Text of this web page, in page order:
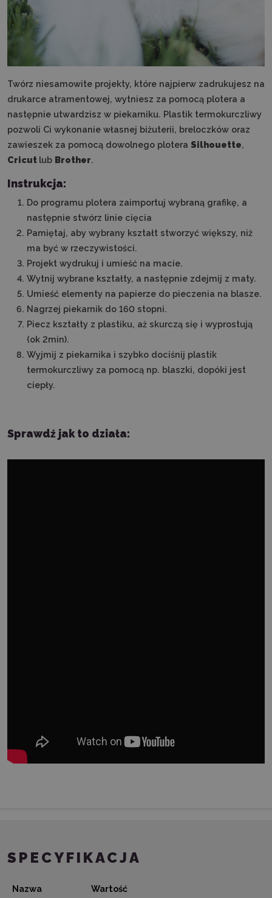
Twórz niesamowite projekty, które najpierw zadrukujesz na
drukarce atramentowej, wytniesz za pomocą plotera a
następnie utwardzisz w piekarniku. Plastik termokurczliwy
pozwoli Ci wykonanie własnej biżuterii, breloczków oraz
zawieszek za pomocą dowolnego plotera Silhouette,
Cricut lub Brother.
Instrukcja:
Do programu plotera zaimportuj wybraną grafikę, a
następnie stwórz linie cięcia
Pamiętaj, aby wybrany kształt stworzyć większy, niż
ma być w rzeczywistości.
Projekt wydrukuj i umieść na macie.
Wytnij wybrane kształty, a następnie zdejmij z maty.
Umieść elementy na papierze do pieczenia na blasze.
Nagrzej piekarnik do 160 stopni.
Piecz kształty z plastiku, aż skurczą się i wyprostują
(ok 2min).
Wyjmij z piekarnika i szybko dociśnij plastik
termokurczliwy za pomocą np. blaszki, dopóki jest
ciepły.
Sprawdź jak to działa:
SPECYFIKACJA
Nazwa Wartość